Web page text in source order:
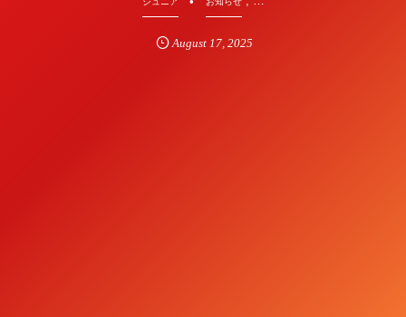
August 17 ,2025